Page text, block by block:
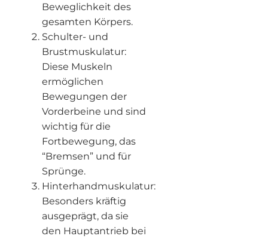
Beweglichkeit des
gesamten Körpers.
Schulter- und
Brustmuskulatur:
Diese Muskeln
ermöglichen
Bewegungen der
Vorderbeine und sind
wichtig für die
Fortbewegung, das
“Bremsen” und für
Sprünge.
Hinterhandmuskulatur:
Besonders kräftig
ausgeprägt, da sie
den Hauptantrieb bei